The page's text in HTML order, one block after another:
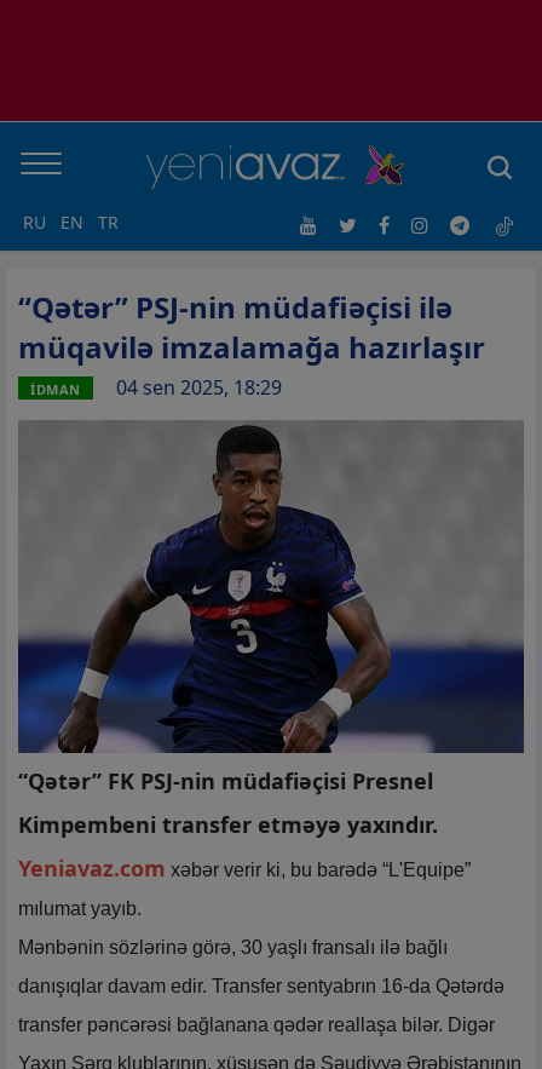
RU EN TR
“Qətər” PSJ-nin müdafiəçisi ilə
müqavilə imzalamağa hazırlaşır
İDMAN 04 sen 2025, 18:29
“Qətər” FK PSJ-nin müdafiəçisi Presnel
Kimpembeni transfer etməyə yaxındır.
Yeniavaz.com xəbər verir ki, bu barədə “L'Equipe”
mılumat yayıb.
Mənbənin sözlərinə görə, 30 yaşlı fransalı ilə bağlı
danışıqlar davam edir. Transfer sentyabrın 16-da Qətərdə
transfer pəncərəsi bağlanana qədər reallaşa bilər. Digər
Yaxın Şərq klublarının, xüsusən də Səudiyyə Ərəbistanının